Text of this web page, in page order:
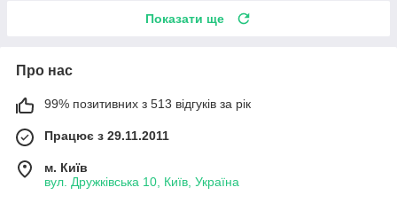
Показати ще
Про нас
99% позитивних з 513 відгуків за рік
Працює з 29.11.2011
м. Київ
вул. Дружківська 10, Київ, Україна